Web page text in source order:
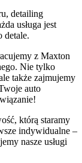
detailing
usługa jest
detale.
z Maxton
Nie tylko
także zajmujemy
auto
którą staramy
indywidualne –
nasze usługi